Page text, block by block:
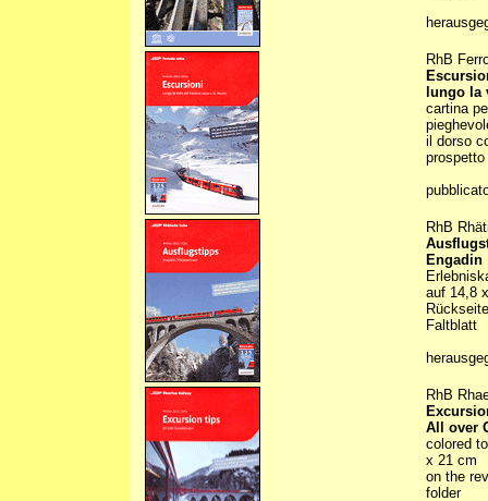
RhB
lungo la
cartina
il dorso
RhB
Engadin
auf 14,8
Faltblatt
RhB
All over
colored
x 21 cm
on the
folder